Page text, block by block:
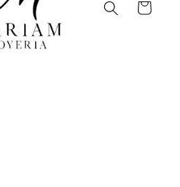
Cart